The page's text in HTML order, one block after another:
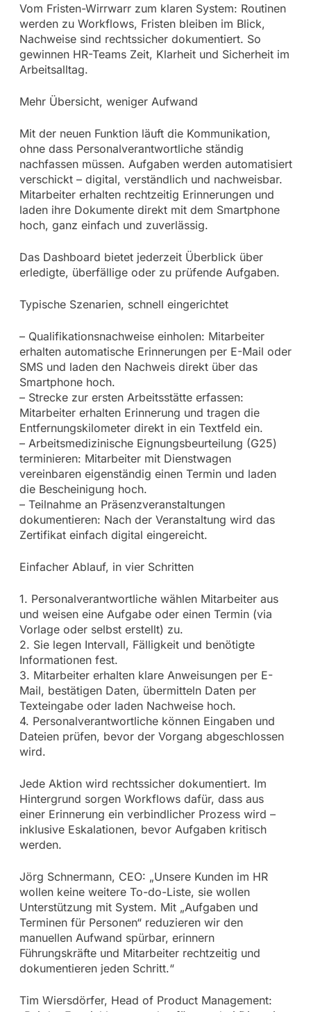
Vom Fristen-Wirrwarr zum klaren System: Routinen
werden zu Workflows, Fristen bleiben im Blick,
Nachweise sind rechtssicher dokumentiert. So
gewinnen HR-Teams Zeit, Klarheit und Sicherheit im
Arbeitsalltag.
Mehr Übersicht, weniger Aufwand
Mit der neuen Funktion läuft die Kommunikation,
ohne dass Personalverantwortliche ständig
nachfassen müssen. Aufgaben werden automatisiert
verschickt – digital, verständlich und nachweisbar.
Mitarbeiter erhalten rechtzeitig Erinnerungen und
laden ihre Dokumente direkt mit dem Smartphone
hoch, ganz einfach und zuverlässig.
Das Dashboard bietet jederzeit Überblick über
erledigte, überfällige oder zu prüfende Aufgaben.
Typische Szenarien, schnell eingerichtet
– Qualifikationsnachweise einholen: Mitarbeiter
erhalten automatische Erinnerungen per E-Mail oder
SMS und laden den Nachweis direkt über das
Smartphone hoch.
– Strecke zur ersten Arbeitsstätte erfassen:
Mitarbeiter erhalten Erinnerung und tragen die
Entfernungskilometer direkt in ein Textfeld ein.
– Arbeitsmedizinische Eignungsbeurteilung (G25)
terminieren: Mitarbeiter mit Dienstwagen
vereinbaren eigenständig einen Termin und laden
die Bescheinigung hoch.
– Teilnahme an Präsenzveranstaltungen
dokumentieren: Nach der Veranstaltung wird das
Zertifikat einfach digital eingereicht.
Einfacher Ablauf, in vier Schritten
1. Personalverantwortliche wählen Mitarbeiter aus
und weisen eine Aufgabe oder einen Termin (via
Vorlage oder selbst erstellt) zu.
2. Sie legen Intervall, Fälligkeit und benötigte
Informationen fest.
3. Mitarbeiter erhalten klare Anweisungen per E-
Mail, bestätigen Daten, übermitteln Daten per
Texteingabe oder laden Nachweise hoch.
4. Personalverantwortliche können Eingaben und
Dateien prüfen, bevor der Vorgang abgeschlossen
wird.
Jede Aktion wird rechtssicher dokumentiert. Im
Hintergrund sorgen Workflows dafür, dass aus
einer Erinnerung ein verbindlicher Prozess wird –
inklusive Eskalationen, bevor Aufgaben kritisch
werden.
Jörg Schnermann, CEO: „Unsere Kunden im HR
wollen keine weitere To-do-Liste, sie wollen
Unterstützung mit System. Mit „Aufgaben und
Terminen für Personen“ reduzieren wir den
manuellen Aufwand spürbar, erinnern
Führungskräfte und Mitarbeiter rechtzeitig und
dokumentieren jeden Schritt.“
Tim Wiersdörfer, Head of Product Management: